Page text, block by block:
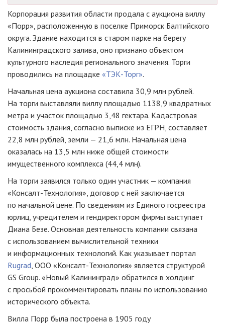
Корпорация развития области продала с аукциона виллу
«Порр», расположенную в поселке Приморск Балтийского
округа. Здание находится в старом парке на берегу
Калининградского залива, оно признано объектом
культурного наследия регионального значения. Торги
проводились на площадке «ТЭК-Торг».
Начальная цена аукциона составила 30,9 млн рублей.
На торги выставляли виллу площадью 1138,9 квадратных
метра и участок площадью 3,48 гектара. Кадастровая
стоимость здания, согласно выписке из ЕГРН, составляет
22,8 млн рублей, земли — 21,6 млн. Начальная цена
оказалась на 13,5 млн ниже общей стоимости
имущественного комплекса (44,4 млн).
На торги заявился только один участник — компания
«Консалт-Технология», договор с ней заключается
по начальной цене. По сведениям из Единого госреестра
юрлиц, учредителем и гендиректором фирмы выступает
Диана Безе. Основная деятельность компании связана
с использованием вычислительной техники
и информационных технологий. Как указывает портал
Rugrad, ООО «Консалт-Технология» является структурой
GS Group. «Новый Калининград» обратился в холдинг
с просьбой прокомментировать планы по использованию
исторического объекта.
Вилла Порр была построена в 1905 году